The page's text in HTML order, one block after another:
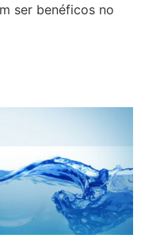
ser benéficos no